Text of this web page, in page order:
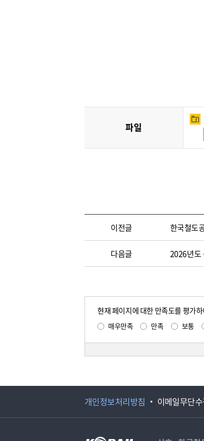
파일
이전글 한국철도
다음글 2026년도
현재 페이지에 대한 만족도를 평가
매우만족 만족 보통
개인정보처리방침 이메일무단